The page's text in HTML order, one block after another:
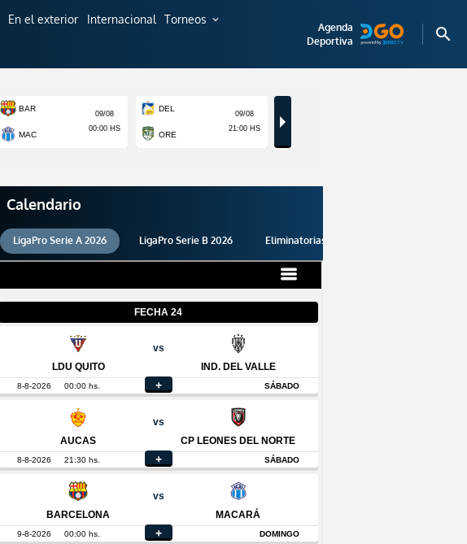
En el exterior Internacional Torneos expand_more
Agenda
Deportiva
search
Calendario
LigaPro Serie A 2026 LigaPro Serie B 2026 Eliminatorias 2026